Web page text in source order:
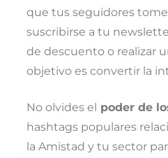
que tus seguidores
suscribirse a tu
de descuento o realizar
objetivo es convertir la
No olvides el poder de
hashtags populares
la Amistad y tu sector